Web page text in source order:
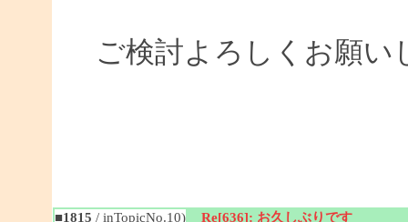
ご検討よろしくお願い
■1815 / inTopicNo.10) Re[636]: お久しぶりです